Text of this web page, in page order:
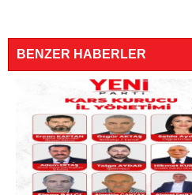
BENZER HABERLER